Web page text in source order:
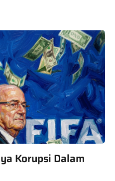
Korupsi Dalam